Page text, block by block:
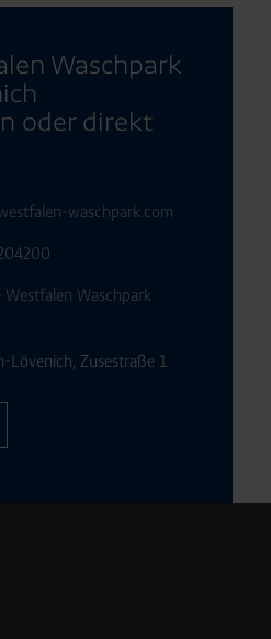
Waschpark
oder direkt
waschpark.com
Westfalen Waschpark
Lövenich, Zusestraße 1